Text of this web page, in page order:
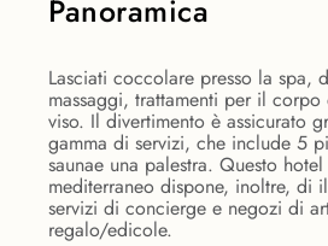
Panoramica
Lasciati coccolare presso la spa,
massaggi, trattamenti per il
viso. Il divertimento è assicurato
gamma di servizi, che include 5
saunae una palestra. Questo
mediterraneo dispone, inoltre, di
servizi di concierge e negozi di
regalo/edicole.